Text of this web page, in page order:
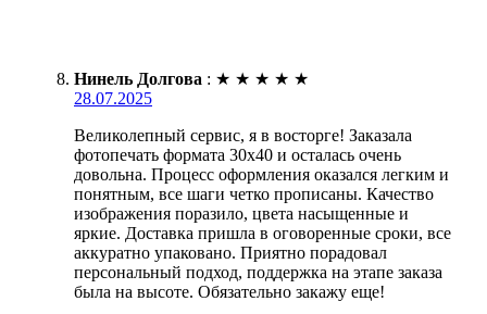
Нинель Долгова : ★ ★ ★ ★ ★
28.07.2025
Великолепный сервис, я в восторге! Заказала
фотопечать формата 30х40 и осталась очень
довольна. Процесс оформления оказался легким и
понятным, все шаги четко прописаны. Качество
изображения поразило, цвета насыщенные и
яркие. Доставка пришла в оговоренные сроки, все
аккуратно упаковано. Приятно порадовал
персональный подход, поддержка на этапе заказа
была на высоте. Обязательно закажу еще!